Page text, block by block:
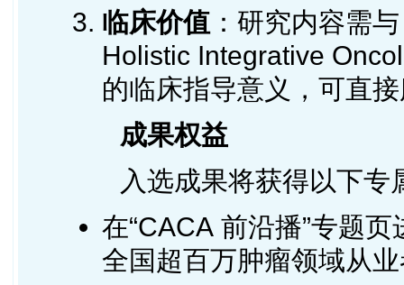
临床价值 ：研究内容需
Holistic Integrative
的临床指导意义，可直
成果权益
入选成果将获得以下专
在“CACA 前沿播”专题
全国超百万肿瘤领域从